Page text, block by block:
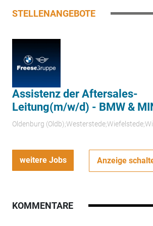
STELLENANGEBOTE
Assistenz der Aftersales-
Leitung(m/w/d) - BMW &
Oldenburg
weitere Jobs Anzeige
KOMMENTARE